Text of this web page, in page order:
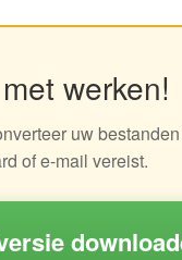
werken!
uw
of e-mail vereist.